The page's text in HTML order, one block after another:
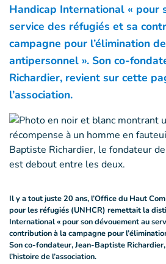
Handicap International « pour
service des réfugiés et sa
campagne pour l’élimination
antipersonnel ». Son co-
Richardier, revient sur cette
l’association.
Il y a tout juste 20 ans, l’Office du Haut
pour les réfugiés (UNHCR) remettait la
International « pour son dévouement au
contribution à la campagne pour
Son co-fondateur, Jean-Baptiste
l’histoire de l’association.